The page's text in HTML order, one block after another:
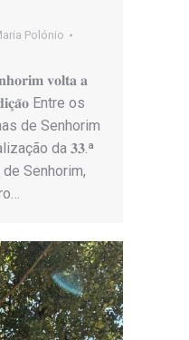
Polónio
𝐯𝐨𝐥𝐭𝐚 𝐚
Entre os
de Senhorim
da 𝟑𝟑.ª
Senhorim,